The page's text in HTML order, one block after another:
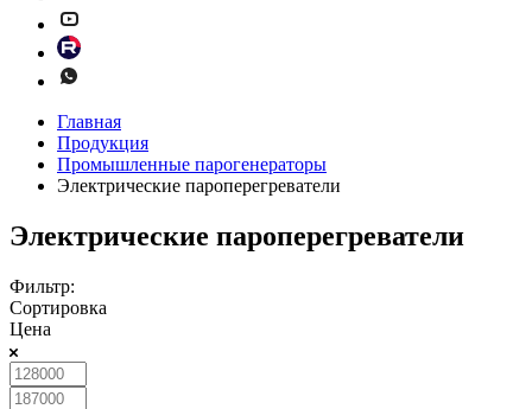
Главная
Продукция
Промышленные парогенераторы
Электрические пароперегреватели
Электрические пароперегреватели
Фильтр:
Сортировка
Цена